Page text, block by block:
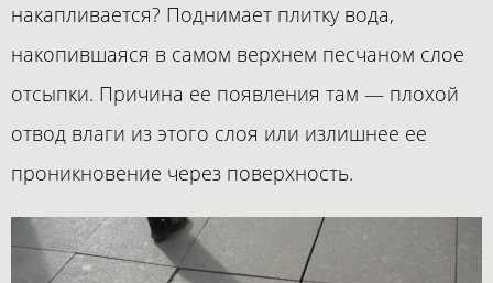
накапливается? Поднимает плитку вода,
накопившаяся в самом верхнем песчаном слое
отсыпки. Причина ее появления там — плохой
отвод влаги из этого слоя или излишнее ее
проникновение через поверхность.